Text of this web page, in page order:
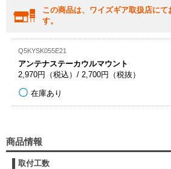
この商品は、ワイズギア取扱店にて
す。
Q5KYSK055E21
アンテナステーカウルマウント
2,970円（税込）/ 2,700円（税抜）
在庫あり
商品情報
取付工数